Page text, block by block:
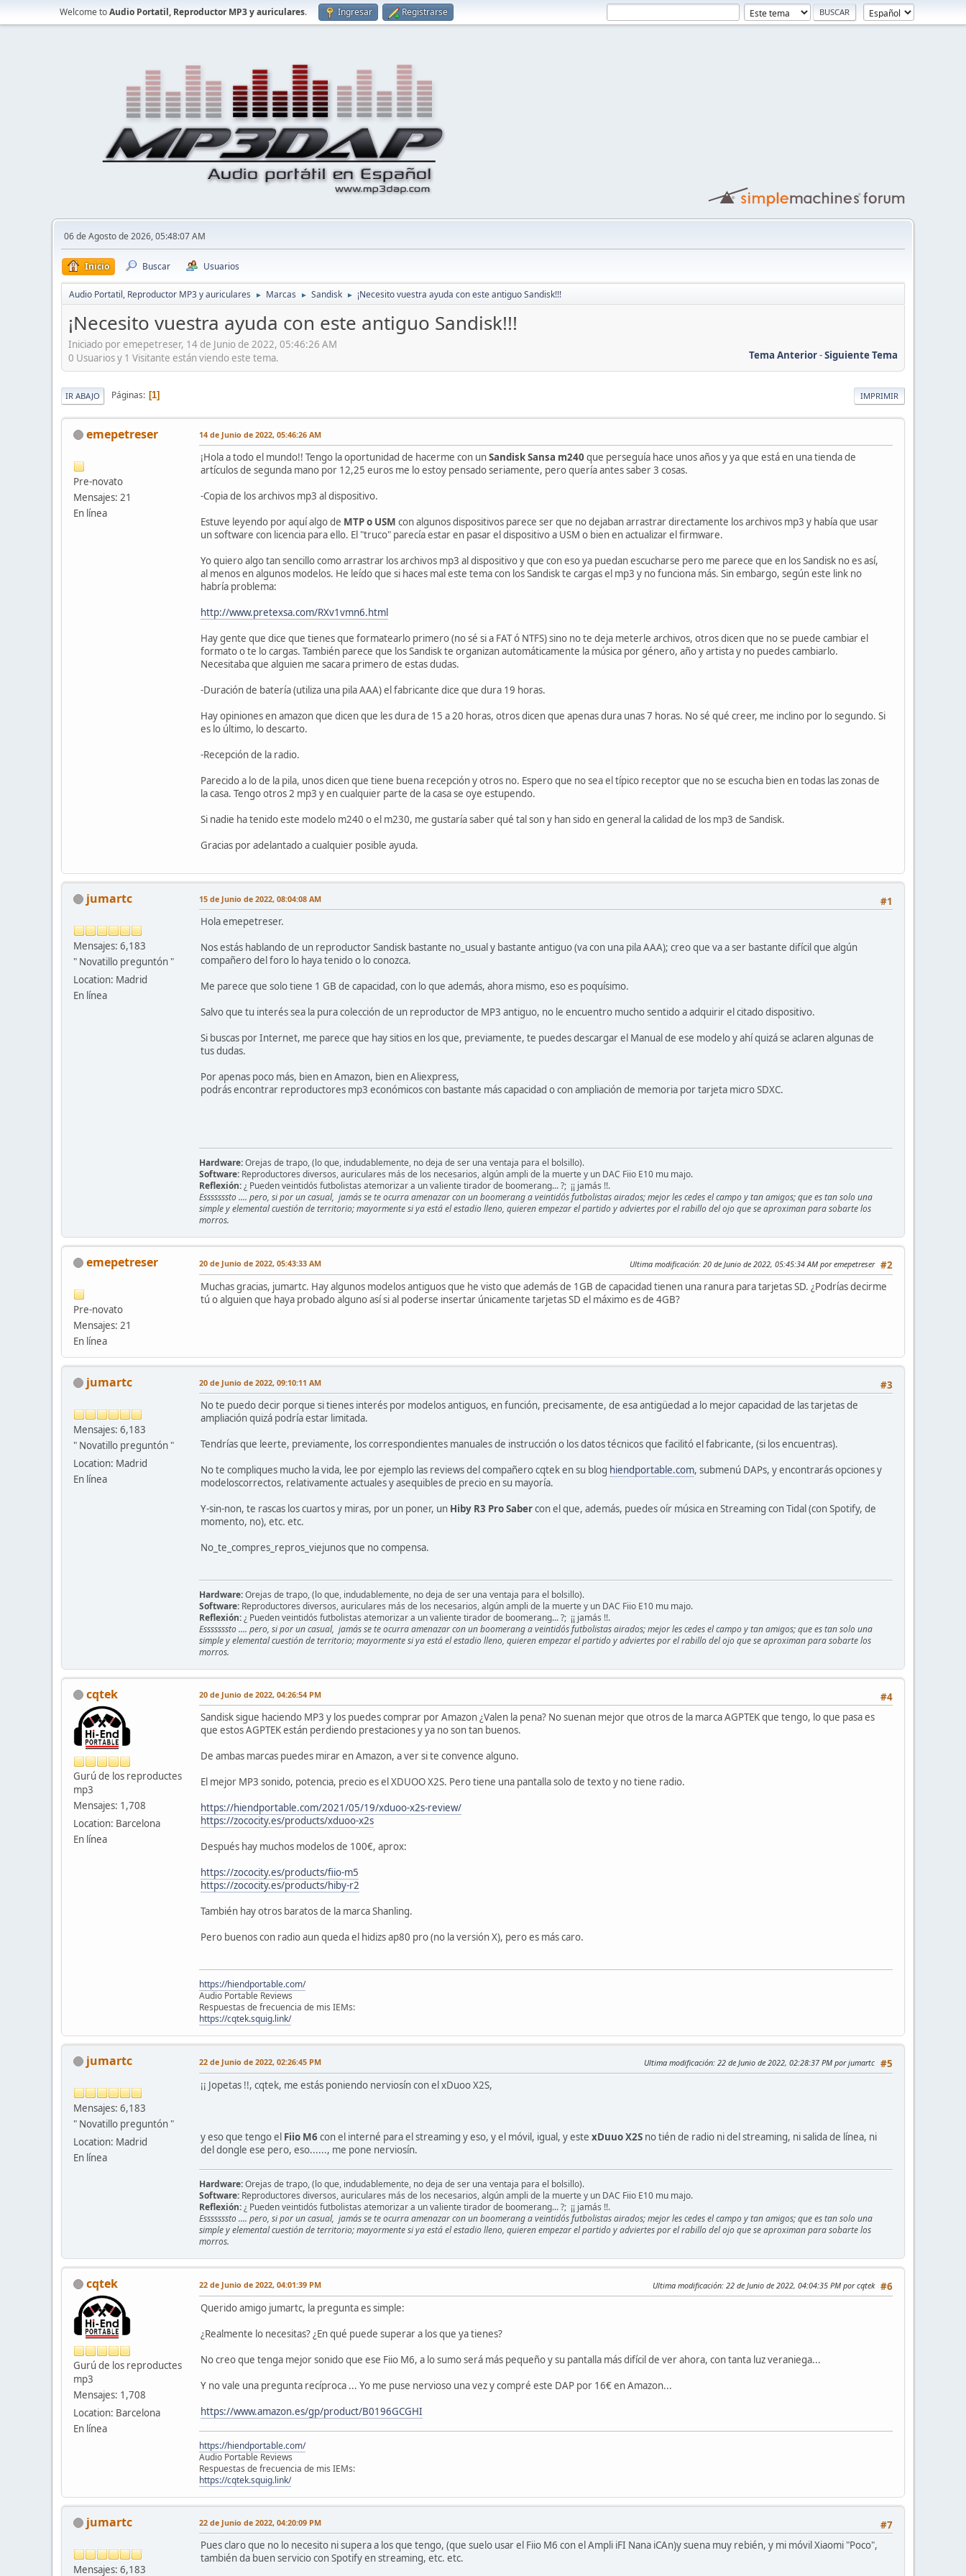
Welcome toAudio Portatil, Reproductor MP3 y auriculares. Ingresar Registrarse
06 de Agosto de 2026, 05:48:07 AM
Inicio Buscar Usuarios
Audio Portatil, Reproductor MP3 y auriculares ► Marcas ► Sandisk ► ¡Necesito vuestra ayuda con este antiguo Sandisk!!!
¡Necesito vuestra ayuda con este antiguo Sandisk!!!
Iniciado por emepetreser, 14 de Junio de 2022, 05:46:26 AM
Tema Anterior-Siguiente Tema
0 Usuarios y 1 Visitante están viendo este tema.
IMPRIMIR
IR ABAJO Páginas 1
emepetreser
Pre-novato
Mensajes: 21
En línea
14 de Junio de 2022, 05:46:26 AM
¡Hola a todo el mundo!! Tengo la oportunidad de hacerme con unSandisk Sansa m240 que perseguía hace unos años y ya que está en una tienda de
artículos de segunda mano por 12,25 euros me lo estoy pensado seriamente, pero quería antes saber 3 cosas.
-Copia de los archivos mp3 al dispositivo.
Estuve leyendo por aquí algo de MTP o USM con algunos dispositivos parece ser que no dejaban arrastrar directamente los archivos mp3 y había que usar
un software con licencia para ello. El "truco" parecía estar en pasar el dispositivo a USM o bien en actualizar el firmware.
Yo quiero algo tan sencillo como arrastrar los archivos mp3 al dispositivo y que con eso ya puedan escucharse pero me parece que en los Sandisk no es así,
al menos en algunos modelos. He leído que si haces mal este tema con los Sandisk te cargas el mp3 y no funciona más. Sin embargo, según este link no
habría problema:
http://www.pretexsa.com/RXv1vmn6.html
Hay gente que dice que tienes que formatearlo primero (no sé si a FAT ó NTFS) sino no te deja meterle archivos, otros dicen que no se puede cambiar el
formato o te lo cargas. También parece que los Sandisk te organizan automáticamente la música por género, año y artista y no puedes cambiarlo.
Necesitaba que alguien me sacara primero de estas dudas.
-Duración de batería (utiliza una pila AAA) el fabricante dice que dura 19 horas.
Hay opiniones en amazon que dicen que les dura de 15 a 20 horas, otros dicen que apenas dura unas 7 horas. No sé qué creer, me inclino por lo segundo. Si
es lo último, lo descarto.
-Recepción de la radio.
Parecido a lo de la pila, unos dicen que tiene buena recepción y otros no. Espero que no sea el típico receptor que no se escucha bien en todas las zonas de
la casa. Tengo otros 2 mp3 y en cualquier parte de la casa se oye estupendo.
Si nadie ha tenido este modelo m240 o el m230, me gustaría saber qué tal son y han sido en general la calidad de los mp3 de Sandisk.
Gracias por adelantado a cualquier posible ayuda.
jumartc
Mensajes: 6,183
" Novatillo preguntón "
Location: Madrid
En línea
#1
15 de Junio de 2022, 08:04:08 AM
Hola emepetreser.
Nos estás hablando de un reproductor Sandisk bastante no_usual y bastante antiguo (va con una pila AAA); creo que va a ser bastante difícil que algún
compañero del foro lo haya tenido o lo conozca.
Me parece que solo tiene 1 GB de capacidad, con lo que además, ahora mismo, eso es poquísimo.
Salvo que tu interés sea la pura colección de un reproductor de MP3 antiguo, no le encuentro mucho sentido a adquirir el citado dispositivo.
Si buscas por Internet, me parece que hay sitios en los que, previamente, te puedes descargar el Manual de ese modelo y ahí quizá se aclaren algunas de
tus dudas.
Por apenas poco más, bien en Amazon, bien en Aliexpress,
podrás encontrar reproductores mp3 económicos con bastante más capacidad o con ampliación de memoria por tarjeta micro SDXC.
Hardware:Orejas de trapo, (lo que, indudablemente, no deja de ser una ventaja para el bolsillo).
Software: Reproductores diversos, auriculares más de los necesarios, algún ampli de la muerte y un DAC Fiio E10 mu majo.
Reflexión:¿ Pueden veintidós futbolistas atemorizar a un valiente tirador de boomerang... ?; ¡¡ jamás !!.
Esssssssto .... pero, si por un casual, jamás se te ocurra amenazar con un boomerang a veintidós futbolistas airados; mejor les cedes el campo y tan amigos; que es tan solo una
simple y elemental cuestión de territorio; mayormente si ya está el estadio lleno, quieren empezar el partido y adviertes por el rabillo del ojo que se aproximan para sobarte los
morros.
emepetreser
Pre-novato
Mensajes: 21
En línea
#2
20 de Junio de 2022, 05:43:33 AM Ultima modificación: 20 de Junio de 2022, 05:45:34 AM por emepetreser
Muchas gracias, jumartc. Hay algunos modelos antiguos que he visto que además de 1GB de capacidad tienen una ranura para tarjetas SD. ¿Podrías decirme
tú o alguien que haya probado alguno así si al poderse insertar únicamente tarjetas SD el máximo es de 4GB?
jumartc
Mensajes: 6,183
" Novatillo preguntón "
Location: Madrid
En línea
#3
20 de Junio de 2022, 09:10:11 AM
No te puedo decir porque si tienes interés por modelos antiguos, en función, precisamente, de esa antigüedad a lo mejor capacidad de las tarjetas de
ampliación quizá podría estar limitada.
Tendrías que leerte, previamente, los correspondientes manuales de instrucción o los datos técnicos que facilitó el fabricante, (si los encuentras).
No te compliques mucho la vida, lee por ejemplo las reviews del compañero cqtek en su blog hiendportable.com, submenú DAPs, y encontrarás opciones y
modeloscorrectos, relativamente actuales y asequibles de precio en su mayoría.
Y-sin-non, te rascas los cuartos y miras, por un poner, un Hiby R3 Pro Sabercon el que, además, puedes oír música en Streaming con Tidal (con Spotify, de
momento, no), etc. etc.
No_te_compres_repros_viejunos que no compensa.
Hardware:Orejas de trapo, (lo que, indudablemente, no deja de ser una ventaja para el bolsillo).
Software: Reproductores diversos, auriculares más de los necesarios, algún ampli de la muerte y un DAC Fiio E10 mu majo.
Reflexión:¿ Pueden veintidós futbolistas atemorizar a un valiente tirador de boomerang... ?; ¡¡ jamás !!.
Esssssssto .... pero, si por un casual, jamás se te ocurra amenazar con un boomerang a veintidós futbolistas airados; mejor les cedes el campo y tan amigos; que es tan solo una
simple y elemental cuestión de territorio; mayormente si ya está el estadio lleno, quieren empezar el partido y adviertes por el rabillo del ojo que se aproximan para sobarte los
morros.
cqtek
Gurú de los reproductes
mp3
Mensajes: 1,708
Location: Barcelona
En línea
#4
20 de Junio de 2022, 04:26:54 PM
Sandisk sigue haciendo MP3 y los puedes comprar por Amazon ¿Valen la pena? No suenan mejor que otros de la marca AGPTEK que tengo, lo que pasa es
que estos AGPTEK están perdiendo prestaciones y ya no son tan buenos.
De ambas marcas puedes mirar en Amazon, a ver si te convence alguno.
El mejor MP3 sonido, potencia, precio es el XDUOO X2S. Pero tiene una pantalla solo de texto y no tiene radio.
https://hiendportable.com/2021/05/19/xduoo-x2s-review/
https://zococity.es/products/xduoo-x2s
Después hay muchos modelos de 100€, aprox:
https://zococity.es/products/fiio-m5
https://zococity.es/products/hiby-r2
También hay otros baratos de la marca Shanling.
Pero buenos con radio aun queda el hidizs ap80 pro (no la versión X), pero es más caro.
https://hiendportable.com/
Audio Portable Reviews
Respuestas de frecuencia de mis IEMs:
https://cqtek.squig.link/
jumartc
Mensajes: 6,183
" Novatillo preguntón "
Location: Madrid
En línea
#5
22 de Junio de 2022, 02:26:45 PM Ultima modificación: 22 de Junio de 2022, 02:28:37 PM por jumartc
¡¡ Jopetas !!, cqtek, me estás poniendo nerviosín con el xDuoo X2S,
y eso que tengo el Fiio M6con el interné para el streaming y eso, y el móvil, igual, y este xDuuo X2S no tién de radio ni del streaming, ni salida de línea, ni
del dongle ese pero, eso......, me pone nerviosín.
Hardware:Orejas de trapo, (lo que, indudablemente, no deja de ser una ventaja para el bolsillo).
Software: Reproductores diversos, auriculares más de los necesarios, algún ampli de la muerte y un DAC Fiio E10 mu majo.
Reflexión:¿ Pueden veintidós futbolistas atemorizar a un valiente tirador de boomerang... ?; ¡¡ jamás !!.
Esssssssto .... pero, si por un casual, jamás se te ocurra amenazar con un boomerang a veintidós futbolistas airados; mejor les cedes el campo y tan amigos; que es tan solo una
simple y elemental cuestión de territorio; mayormente si ya está el estadio lleno, quieren empezar el partido y adviertes por el rabillo del ojo que se aproximan para sobarte los
morros.
cqtek
Gurú de los reproductes
mp3
Mensajes: 1,708
Location: Barcelona
En línea
#6
22 de Junio de 2022, 04:01:39 PM Ultima modificación: 22 de Junio de 2022, 04:04:35 PM por cqtek
Querido amigo jumartc, la pregunta es simple:
¿Realmente lo necesitas? ¿En qué puede superar a los que ya tienes?
No creo que tenga mejor sonido que ese Fiio M6, a lo sumo será más pequeño y su pantalla más difícil de ver ahora, con tanta luz veraniega...
Y no vale una pregunta recíproca ... Yo me puse nervioso una vez y compré este DAP por 16€ en Amazon...
https://www.amazon.es/gp/product/B0196GCGHI
https://hiendportable.com/
Audio Portable Reviews
Respuestas de frecuencia de mis IEMs:
https://cqtek.squig.link/
jumartc
Mensajes: 6,183
#7
22 de Junio de 2022, 04:20:09 PM
Pues claro que no lo necesito ni supera a los que tengo, (que suelo usar el Fiio M6 con el Ampli iFI Nana iCAn)y suena muy rebién, y mi móvil Xiaomi "Poco",
también da buen servicio con Spotify en streaming, etc. etc.